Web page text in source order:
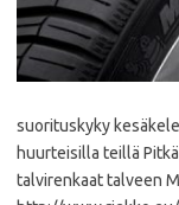
suorituskyky
huurteisilla teillä
talvirenkaat talveen